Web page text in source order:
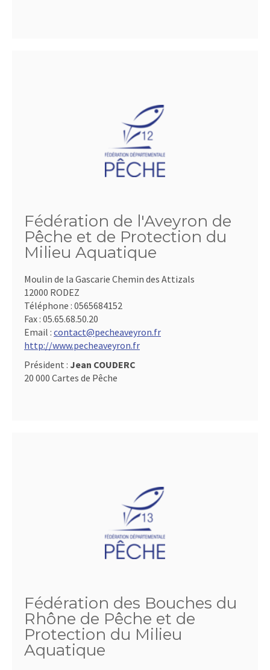
Fédération de l'Aveyron de
Pêche et de Protection du
Milieu Aquatique
Moulin de la Gascarie Chemin des Attizals
12000 RODEZ
Téléphone : 0565684152
Fax : 05.65.68.50.20
Email : contact@pecheaveyron.fr
http://www.pecheaveyron.fr
Président : Jean COUDERC
20 000 Cartes de Pêche
Fédération des Bouches du
Rhône de Pêche et de
Protection du Milieu
Aquatique